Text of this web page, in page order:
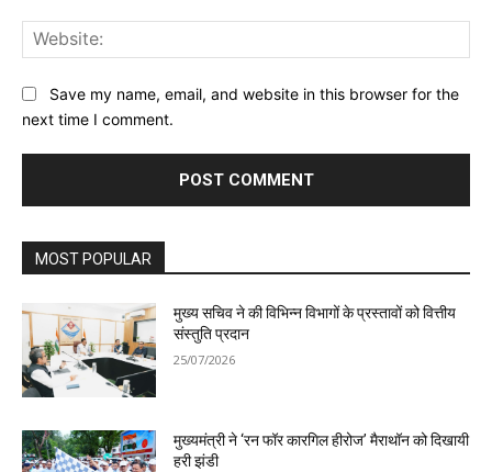
Save my name, email, and website in this browser for the
next time I comment.
MOST POPULAR
मुख्य सचिव ने की विभिन्न विभागों के प्रस्तावों को वित्तीय
संस्तुति प्रदान
25/07/2026
मुख्यमंत्री ने ‘रन फॉर कारगिल हीरोज’ मैराथॉन को दिखायी
हरी झंडी